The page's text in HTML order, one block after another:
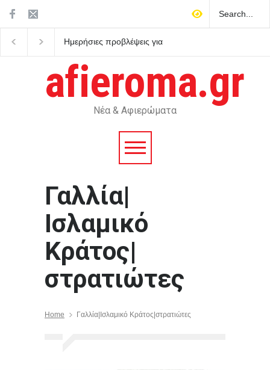
Ημερήσιες προβλέψεις για
στην Άγκυρα και
δεσμεύσεις από την
κυβέρνηση
afieroma.gr
Νέα & Αφιερώματα
Γαλλία|
Ισλαμικό
Κράτος|
στρατιώτες
Home Γαλλία|Ισλαμικό Κράτος|στρατιώτες